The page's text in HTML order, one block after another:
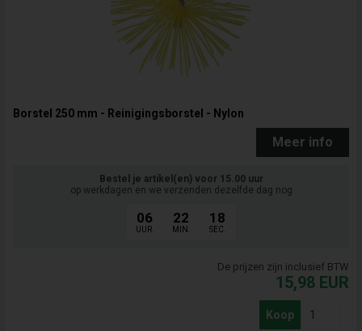
Borstel 250 mm - Reinigingsborstel - Nylon
Meer info
Bestel je artikel(en) voor 15.00 uur
op werkdagen en we verzenden dezelfde dag nog
06
UUR.
22
MIN.
17
SEC.
De prijzen zijn inclusief BTW
15,98 EUR
Koop